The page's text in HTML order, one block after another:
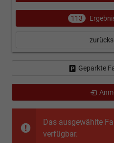
Das ausgewählte
verfügbar.
113
Geparkte